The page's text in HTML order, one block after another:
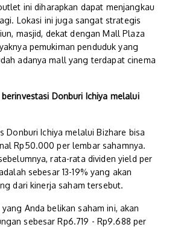
ini diharapkan dapat menjangkau
Lokasi ini juga sangat strategis
masjid, dekat dengan Mall Plaza
pemukiman penduduk yang
adanya mall yang terdapat cinema
Donburi Ichiya melalui
Donburi Ichiya melalui Bizhare bisa
Rp50.000 per lembar sahamnya.
rata-rata dividen yield per
sebesar 13-19% yang akan
dari kinerja saham tersebut.
Anda belikan saham ini, akan
sebesar Rp6.719 - Rp9.688 per